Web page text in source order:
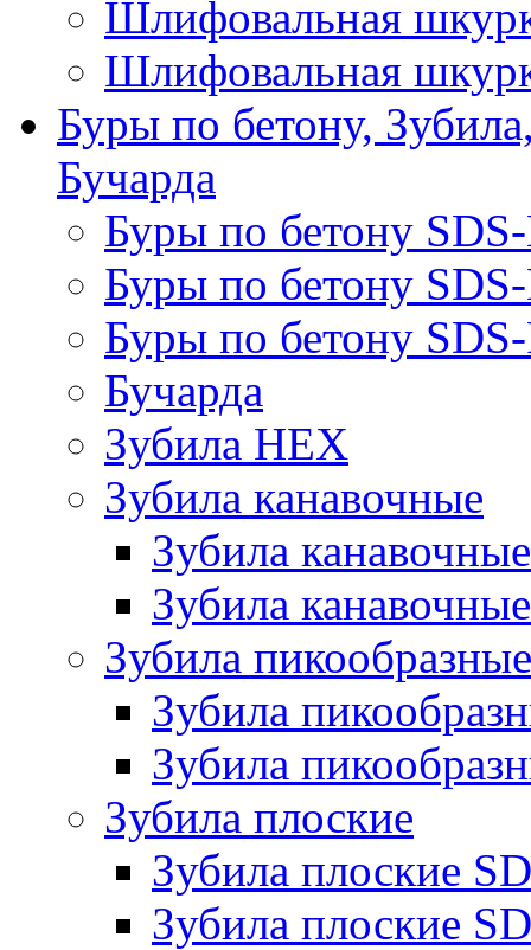
Шлифовальная
Шлифовальная
Буры по бетону,
Бучарда
Буры по бетону
Буры по бетону
Буры по бетону
Бучарда
Зубила HEX
Зубила канавочные
Зубила
Зубила
Зубила пикообразные
Зубила
Зубила
Зубила плоские
Зубила плоские
Зубила плоские